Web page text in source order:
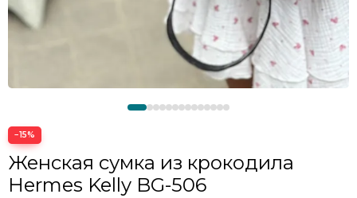
−15%
Женская сумка из крокодила
Hermes Kelly BG-506